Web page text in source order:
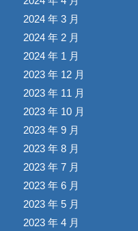
2024 年 3 月
2024 年 2 月
2024 年 1 月
2023 年 12 月
2023 年 11 月
2023 年 10 月
2023 年 9 月
2023 年 8 月
2023 年 7 月
2023 年 6 月
2023 年 5 月
2023 年 4 月